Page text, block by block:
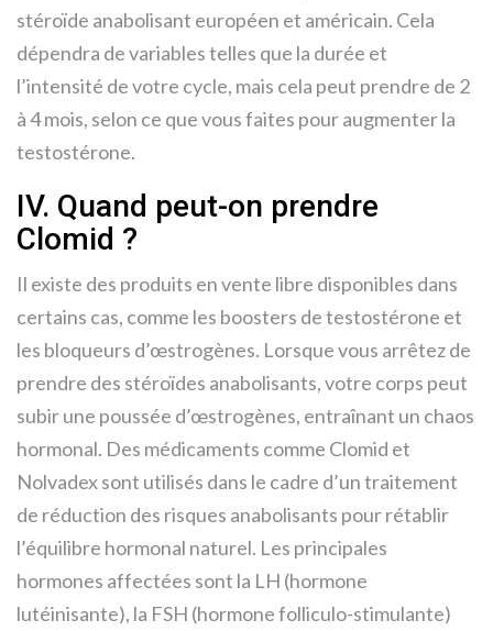
stéroïde anabolisant européen et américain. Cela
dépendra de variables telles que la durée et
l’intensité de votre cycle, mais cela peut prendre de 2
à 4 mois, selon ce que vous faites pour augmenter la
testostérone.
IV. Quand peut-on prendre
Clomid ?
Il existe des produits en vente libre disponibles dans
certains cas, comme les boosters de testostérone et
les bloqueurs d’œstrogènes. Lorsque vous arrêtez de
prendre des stéroïdes anabolisants, votre corps peut
subir une poussée d’œstrogènes, entraînant un chaos
hormonal. Des médicaments comme Clomid et
Nolvadex sont utilisés dans le cadre d’un traitement
de réduction des risques anabolisants pour rétablir
l’équilibre hormonal naturel. Les principales
hormones affectées sont la LH (hormone
lutéinisante), la FSH (hormone folliculo-stimulante)